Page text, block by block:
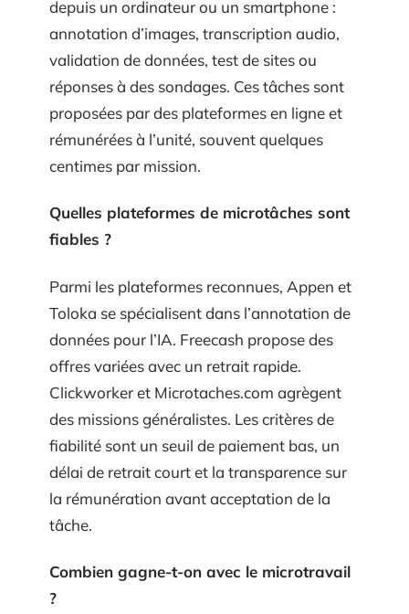
depuis un ordinateur ou un smartphone :
annotation d’images, transcription audio,
validation de données, test de sites ou
réponses à des sondages. Ces tâches sont
proposées par des plateformes en ligne et
rémunérées à l’unité, souvent quelques
centimes par mission.
Quelles plateformes de microtâches sont
fiables ?
Parmi les plateformes reconnues, Appen et
Toloka se spécialisent dans l’annotation de
données pour l’IA. Freecash propose des
offres variées avec un retrait rapide.
Clickworker et Microtaches.com agrègent
des missions généralistes. Les critères de
fiabilité sont un seuil de paiement bas, un
délai de retrait court et la transparence sur
la rémunération avant acceptation de la
tâche.
Combien gagne-t-on avec le microtravail
?